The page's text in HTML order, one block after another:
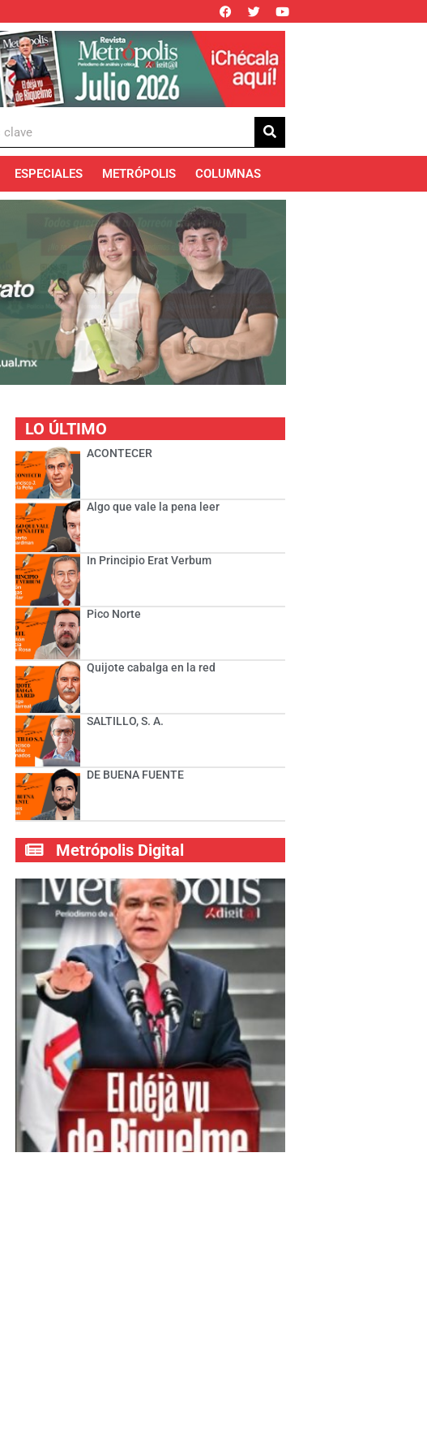
ESPECIALES METRÓPOLIS COLUMNAS
LO ÚLTIMO
ACONTECER
Algo que vale la pena leer
In Principio Erat Verbum
Pico Norte
Quijote cabalga en la red
SALTILLO, S. A.
DE BUENA FUENTE
Metrópolis Digital